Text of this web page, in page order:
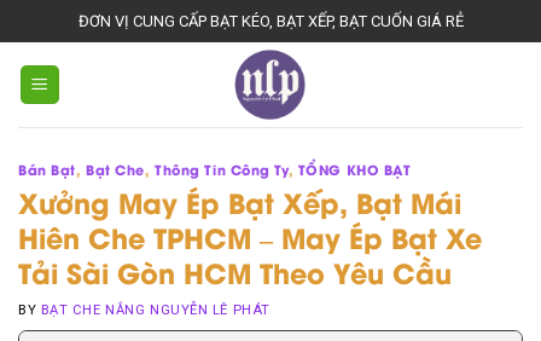
to
content
ĐƠN VỊ CUNG CẤP BẠT KÉO, BẠT XẾP, BẠT CUỐN GIÁ RẺ
Bán Bạt,Bạt Che,Thông Tin Công Ty, TỔNG KHO BẠT
Xưởng May Ép Bạt Xếp, Bạt Mái
Hiên Che TPHCM – May Ép Bạt Xe
Tải Sài Gòn HCM Theo Yêu Cầu
BY BẠT CHE NẮNG NGUYỄN LÊ PHÁT